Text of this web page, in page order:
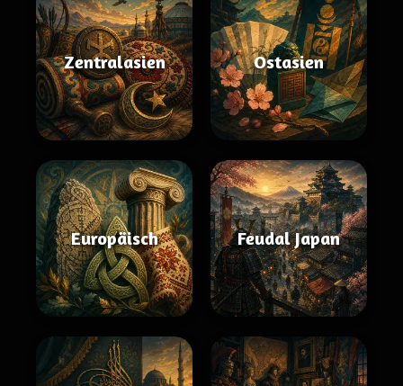
Zentralasien Ostasien
Europäisch Feudal Japan